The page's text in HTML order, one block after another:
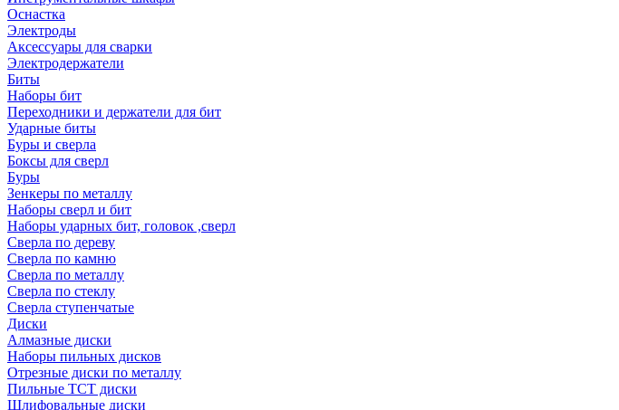
Оснастка
Электроды
Аксессуары для сварки
Электродержатели
Биты
Наборы бит
Переходники и держатели для бит
Ударные биты
Буры и сверла
Боксы для сверл
Буры
Зенкеры по металлу
Наборы сверл и бит
Наборы ударных бит, головок ,сверл
Сверла по дереву
Сверла по камню
Сверла по металлу
Сверла по стеклу
Сверла ступенчатые
Диски
Алмазные диски
Наборы пильных дисков
Отрезные диски по металлу
Пильные TCT диски
Шлифовальные диски